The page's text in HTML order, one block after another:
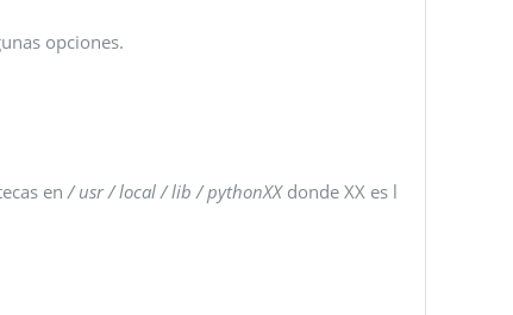
opciones.
en/ usr / local / lib / pythonXXdonde XX es l